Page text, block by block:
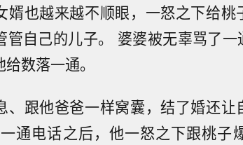
婿也越来越不顺眼，一怒之下给桃
管自己的儿子。 婆婆被无辜骂了
数落一通。
、跟他爸爸一样窝囊，结了婚还让
通电话之后，他一怒之下跟桃子